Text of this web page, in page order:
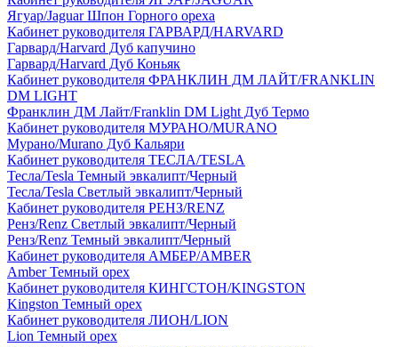
Ягуар/Jaguar Шпон Горного ореха
Кабинет руководителя ГАРВАРД/HARVARD
Гарвард/Harvard Дуб капучино
Гарвард/Harvard Дуб Коньяк
Кабинет руководителя ФРАНКЛИН ДМ ЛАЙТ/FRANKLIN
DM LIGHT
Франклин ДМ Лайт/Franklin DM Light Дуб Термо
Кабинет руководителя МУРАНО/MURANO
Мурано/Murano Дуб Кальяри
Кабинет руководителя ТЕСЛА/TESLA
Тесла/Tesla Темный эвкалипт/Черный
Тесла/Tesla Светлый эвкалипт/Черный
Кабинет руководителя РЕНЗ/RENZ
Ренз/Renz Светлый эвкалипт/Черный
Ренз/Renz Темный эвкалипт/Черный
Кабинет руководителя АМБЕР/AMBER
Amber Темный орех
Кабинет руководителя КИНГСТОН/KINGSTON
Kingston Темный орех
Кабинет руководителя ЛИОН/LION
Lion Темный орех